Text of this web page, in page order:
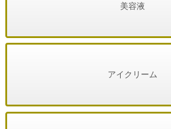
美容液
アイクリーム